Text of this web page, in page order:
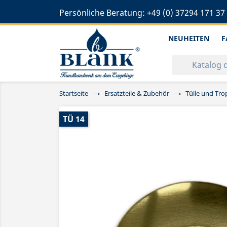
Persönliche Beratung: +49 (0) 37294 171 37
NEUHEITEN
Startseite Ersatzteile & Zubehör Tülle und
TÜ 14